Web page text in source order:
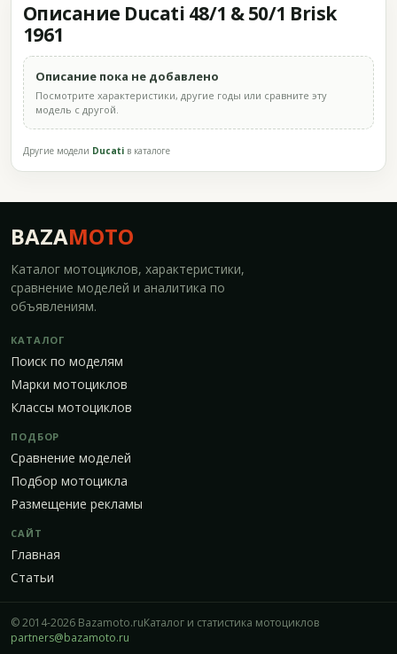
Описание Ducati 48/1 & 50/1 Brisk
1961
Описание пока не добавлено
Посмотрите характеристики, другие годы или сравните эту
модель с другой.
Другие модели Ducati в каталоге
BAZAMOTO
Каталог мотоциклов, характеристики,
сравнение моделей и аналитика по
объявлениям.
КАТАЛОГ
Поиск по моделям
Марки мотоциклов
Классы мотоциклов
ПОДБОР
Сравнение моделей
Подбор мотоцикла
Размещение рекламы
САЙТ
Главная
Статьи
© 2014-2026 Bazamoto.ruКаталог и статистика мотоциклов
partners@bazamoto.ru